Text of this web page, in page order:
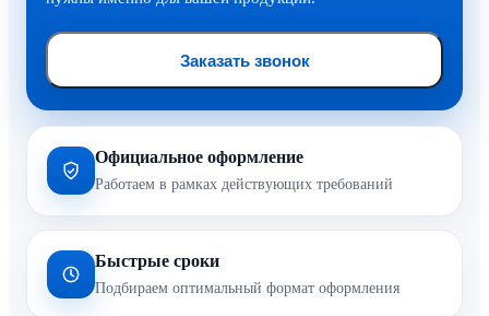
Заказать звонок
Официальное оформление
Работаем в рамках действующих требований
Быстрые сроки
Подбираем оптимальный формат оформления